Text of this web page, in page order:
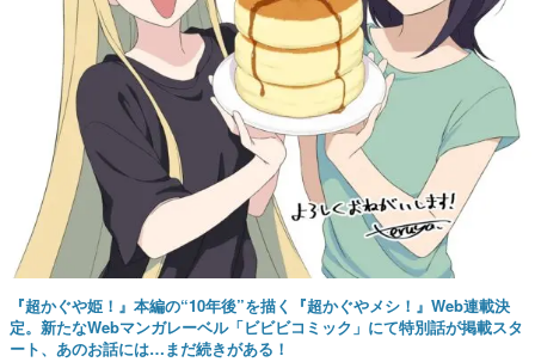
『超かぐや姫！』本編の“10年後”を描く『超かぐやメシ！』Web連載決
定。新たなWebマンガレーベル「ビビビコミック」にて特別話が掲載スタ
ート、あのお話には…まだ続きがある！